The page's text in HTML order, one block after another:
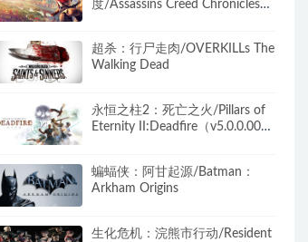
度/Assassins Creed Chronicles：
超杀：行尸走肉/OVERKILLs The
Walking Dead
永恒之柱2：死亡之火/Pillars of
Eternity II:Deadfire（v5.0.0.0040
蝙蝠侠：阿甘起源/Batman：
Arkham Origins
生化危机：浣熊市行动/Resident